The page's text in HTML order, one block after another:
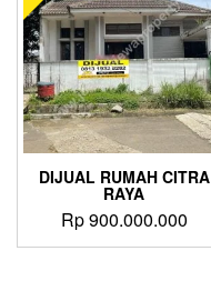
DIJUAL RUMAH CITRA
RAYA
Rp900.000.000